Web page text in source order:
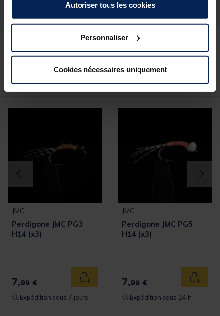
Autoriser tous les cookies
Personnaliser
Cookies nécessaires uniquement
Ces produits pourraient vous
intéresser :
panier
JMC
Perdigone JMC PG3
H14 (x3)
7,99 € Ajouter au panier
Expédition sous 7 jours
JMC
Perdigone JMC PG5
H14 (x3)
7,99 €
Expédition sous 24 h